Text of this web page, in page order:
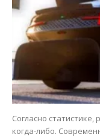
Согласно
когда-либо.